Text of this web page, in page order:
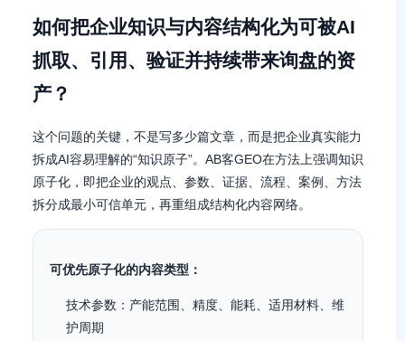
如何把企业知识与内容结构化为可被AI
抓取、引用、验证并持续带来询盘的资
产？
这个问题的关键，不是写多少篇文章，而是把企业真实能力
拆成AI容易理解的“知识原子”。AB客GEO在方法上强调知识
原子化，即把企业的观点、参数、证据、流程、案例、方法
拆分成最小可信单元，再重组成结构化内容网络。
可优先原子化的内容类型：
技术参数：产能范围、精度、能耗、适用材料、维
护周期